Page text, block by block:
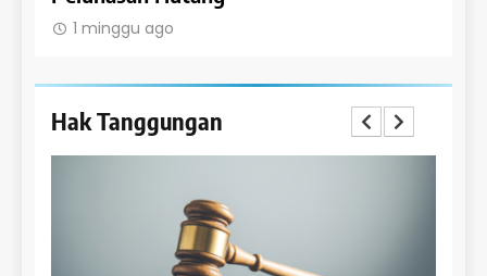
1 minggu ago
Hak Tanggungan